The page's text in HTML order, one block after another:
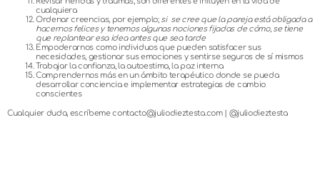
cualquiera
Ordenar creencias, por ejemplo; si se cree que la pareja está obligada a
hacernos felices y tenemos algunas nociones fijadas de cómo, se tiene
que replantear esa idea antes que sea tarde
Empoderarnos como individuos que pueden satisfacer sus
necesidades, gestionar sus emociones y sentirse seguros de sí mismos
Trabajar la confianza, la autoestima, la paz interna
Comprendernos más en un ámbito terapéutico donde se pueda
desarrollar conciencia e implementar estrategias de cambio
conscientes
Cualquier duda, escríbeme contacto@juliodieztesta.com | @juliodieztesta